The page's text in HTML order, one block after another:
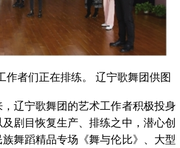
作者们正在排练。 辽宁歌舞团供图
宁歌舞团的艺术工作者积极投身
剧目恢复生产、排练之中，潜心创
舞蹈精品专场《舞与伦比》、大型